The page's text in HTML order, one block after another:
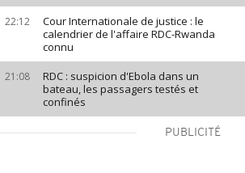
22:12
Cour Internationale de justice : le
calendrier de l'affaire RDC-Rwanda
connu
21:08
RDC : suspicion d'Ebola dans un
bateau, les passagers testés et
confinés
PUBLICITÉ